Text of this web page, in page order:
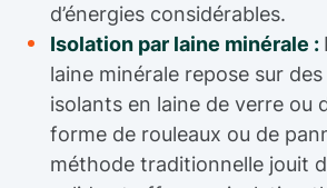
d’énergies considérables.
Isolation par laine minérale :
laine minérale repose sur
isolants en laine de verre ou
forme de rouleaux ou de
méthode traditionnelle jouit